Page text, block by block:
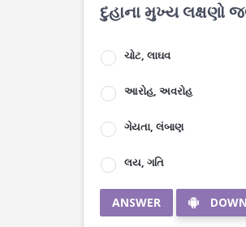
દુહાના મુખ્ય લક્ષણો
ચોટ, લાઘવ
આરોહ, અવરોહ
ગેયતા, લંબાણ
લય, ગતિ
ANSWER